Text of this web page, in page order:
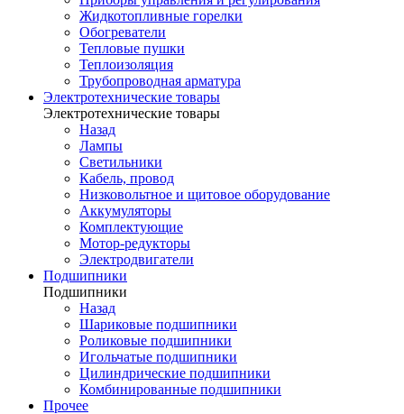
Жидкотопливные горелки
Обогреватели
Тепловые пушки
Теплоизоляция
Трубопроводная арматура
Электротехнические товары
Электротехнические товары
Назад
Лампы
Светильники
Кабель, провод
Низковольтное и щитовое оборудование
Аккумуляторы
Комплектующие
Мотор-редукторы
Электродвигатели
Подшипники
Подшипники
Назад
Шариковые подшипники
Роликовые подшипники
Игольчатые подшипники
Цилиндрические подшипники
Комбинированные подшипники
Прочее